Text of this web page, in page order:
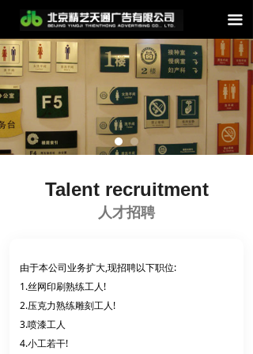
끀
Talent recruitment
人才招聘
由于本公司业务扩大,现招聘以下职位:
1.丝网印刷熟练工人!
2.压克力熟练雕刻工人!
3.喷漆工人
4.小工若干!